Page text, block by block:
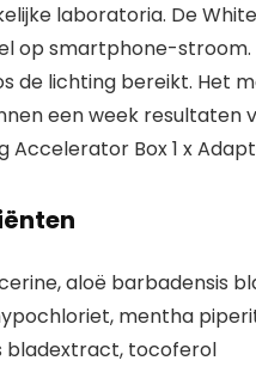
laboratoria. De
op smartphone-
de lichting bereikt. Het
een week resultaten
Accelerator Box 1 x
aloë barbadensis
mentha
bladextract, tocoferol